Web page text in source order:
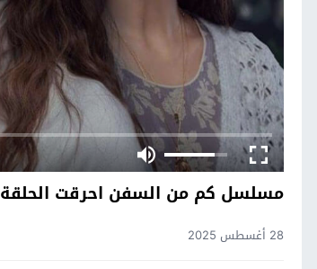
مسلسل كم من السفن احرقت الحلقة 8 والاخيرة
28 أغسطس 2025